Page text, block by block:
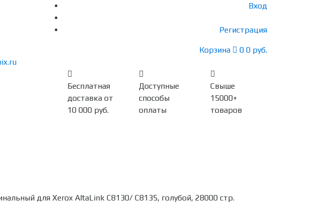
Вход
Регистрация
Корзина 0 0 руб.
Бесплатная
доставка от
10 000 руб.
Доступные
способы
оплаты
Свыше
15000+
товаров
для Xerox AltaLink C8130/ C8135, голубой, 28000 стр.